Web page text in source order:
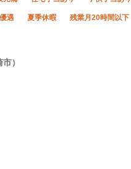
）
遇 夏季休暇 残業月20時間以下